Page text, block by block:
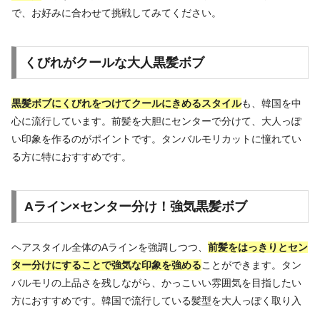
で、お好みに合わせて挑戦してみてください。
くびれがクールな大人黒髪ボブ
黒髪ボブにくびれをつけてクールにきめるスタイルも、韓国を中
心に流行しています。前髪を大胆にセンターで分けて、大人っぽ
い印象を作るのがポイントです。タンバルモリカットに憧れてい
る方に特におすすめです。
Aライン×センター分け！強気黒髪ボブ
ヘアスタイル全体のAラインを強調しつつ、 前髪をはっきりとセン
ター分けにすることで強気な印象を強めることができます。タン
バルモリの上品さを残しながら、かっこいい雰囲気を目指したい
方におすすめです。韓国で流行している髪型を大人っぽく取り入